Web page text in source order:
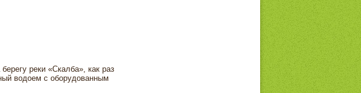
реки «Скалба», как раз
водоем с оборудованным